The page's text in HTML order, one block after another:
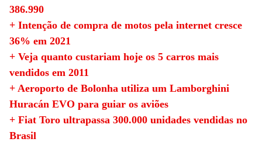
386.990
+ Intenção de compra de motos pela internet cresce
36% em 2021
+ Veja quanto custariam hoje os 5 carros mais
vendidos em 2011
+ Aeroporto de Bolonha utiliza um Lamborghini
Huracán EVO para guiar os aviões
+ Fiat Toro ultrapassa 300.000 unidades vendidas no
Brasil